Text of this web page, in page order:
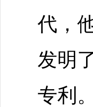
代，
发明
专利。